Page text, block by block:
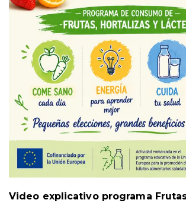
Video explicativo programa